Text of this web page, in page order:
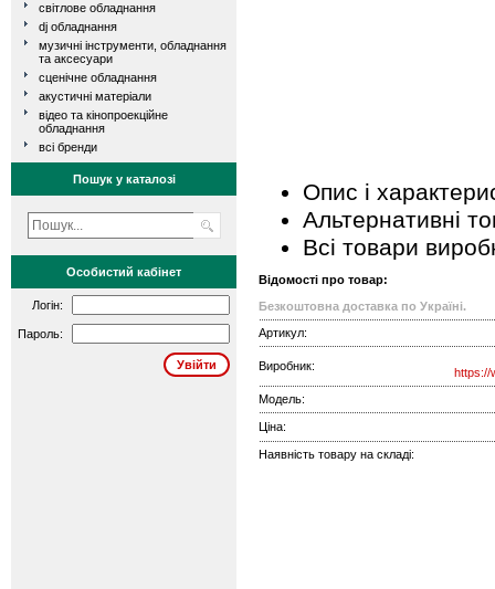
світлове обладнання
dj обладнання
музичні інструменти, обладнання
та аксесуари
сценічне обладнання
акустичні матеріали
відео та кінопроекційне
обладнання
всі бренди
Пошук у каталозі
Особистий кабінет
Логін:
Пароль:
Опис і
Альтернативні
Всі товари
Відомості про товар:
Безкоштовна доставка по Україні.
Артикул:
Виробник:
https://
Модель:
Ціна:
Наявність товару на складі: